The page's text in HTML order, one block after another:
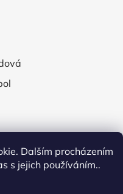
Dalším procházením
s jejich používáním..